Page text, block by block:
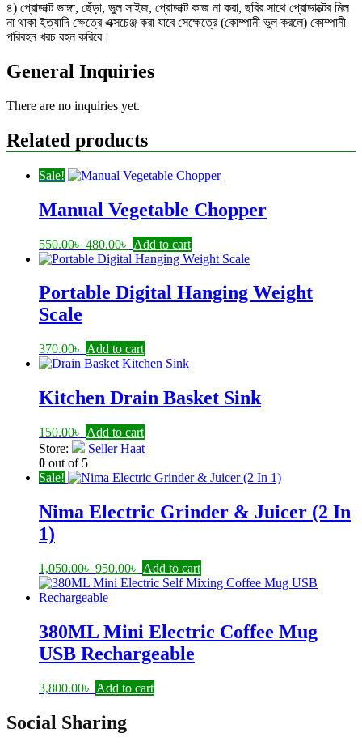
৪) প্রোডাক্ট ভাঙ্গা, ছেঁড়া, ভুল সাইজ, প্রোডাক্ট কাজ না করা, ছবির সাথে প্রোডাক্টের মিল
না থাকা ইত্যাদি ক্ষেত্রে এক্সচেঞ্জ করা যাবে সেক্ষেত্রে (কোম্পানী ভুল করলে) কোম্পানী
পরিবহন খরচ বহন করিবে।
General Inquiries
There are no inquiries yet.
Related products
Sale!
Manual Vegetable Chopper
550.00৳ Original
price
550.00৳ .
480.00৳
Current
price
480.00৳ .
Add to cart
Portable Digital Hanging Weight
Scale
370.00৳ Add to cart
Kitchen Drain Basket Sink
150.00৳ Add to cart
Store:
Seller Haat
0 out of 5
Sale!
Nima Electric Grinder & Juicer (2 In
1)
1,050.00৳ Original
price
was:
950.00৳
Current
price
Add to cart
380ML Mini Electric Coffee Mug
USB Rechargeable
3,800.00৳ Add to cart
Social Sharing